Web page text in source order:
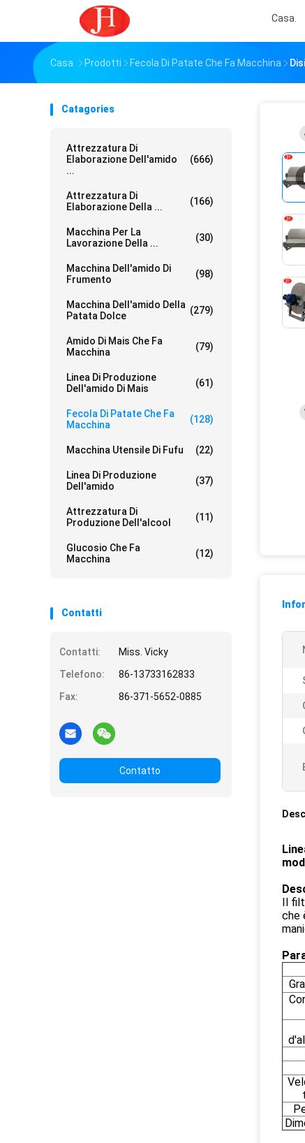
Casa.
Casa Prodotti Fecola Di Patate Che Fa Macchina
Catagories
Attrezzatura Di
Elaborazione Dell'amido
...
(666)
Attrezzatura Di
Elaborazione Della ...
(166)
Macchina Per La
Lavorazione Della ...
(30)
Macchina Dell'amido Di
Frumento
(98)
Macchina Dell'amido Della
Patata Dolce
(279)
Amido Di Mais Che Fa
Macchina
(79)
Linea Di Produzione
Dell'amido Di Mais
(61)
Fecola Di Patate Che Fa
Macchina
(128)
Macchina Utensile Di Fufu (22)
Linea Di Produzione
Dell'amido
(37)
Attrezzatura Di
Produzione Dell'alcool
(11)
Glucosio Che Fa
Macchina
(12)
Contatti
Contatti:
Miss. Vicky
Telefono:
86-13733162833
Fax:
86-371-5652-0885
Contatto
Il
che